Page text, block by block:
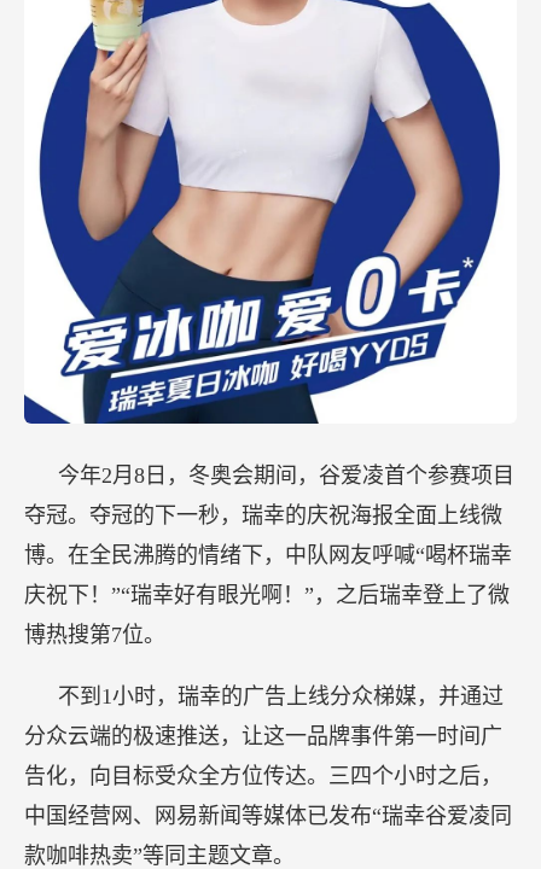
今年2月8日，冬奥会期间，谷爱凌首个参赛项目
夺冠。夺冠的下一秒，瑞幸的庆祝海报全面上线微
博。在全民沸腾的情绪下，中队网友呼喊“喝杯瑞幸
庆祝下！”“瑞幸好有眼光啊！”，之后瑞幸登上了微
博热搜第7位。
不到1小时，瑞幸的广告上线分众梯媒，并通过
分众云端的极速推送，让这一品牌事件第一时间广
告化，向目标受众全方位传达。三四个小时之后，
中国经营网、网易新闻等媒体已发布“瑞幸谷爱凌同
款咖啡热卖”等同主题文章。